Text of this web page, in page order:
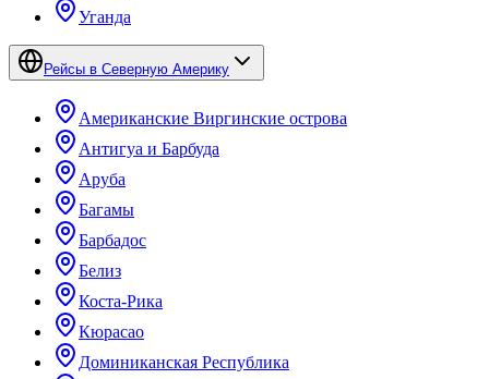
Уганда
Рейсы в Северную Америку
Американские Виргинские острова
Антигуа и Барбуда
Аруба
Багамы
Барбадос
Белиз
Коста-Рика
Кюрасао
Доминиканская Республика